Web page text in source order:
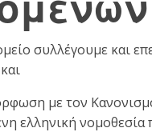
συλλέγουμε και
με τον
ελληνική